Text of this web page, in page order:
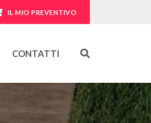
IL MIO PREVENTIVO
CONTATTI